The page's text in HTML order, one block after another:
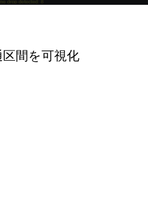
間を可視化